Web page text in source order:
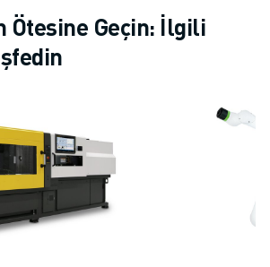
Ötesine Geçin: İlgili